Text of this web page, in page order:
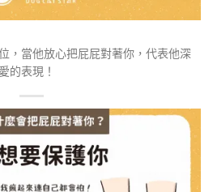
，當他放心把屁屁對著你，代表他深
的表現！